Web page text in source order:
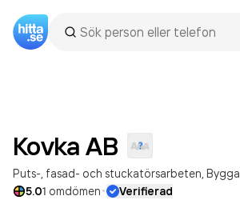
Kovka AB
Puts-, fasad- och stuckatörsarbeten Byggande av
5.01 omdömen· Verifierad